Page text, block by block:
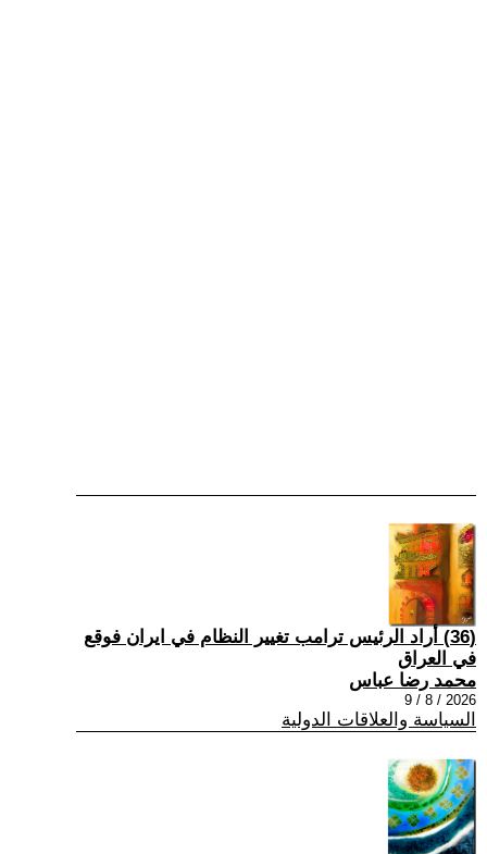
(36) أراد الرئيس ترامب تغيير النظام في ايران فوقع
في العراق
محمد رضا عباس
2026 / 8 / 9
السياسة والعلاقات الدولية